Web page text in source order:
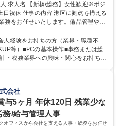
ポジ
拠点を構える
務をお任せいたします。備品管理や来
険手続き、さらには新たなシステム導
注・在庫管理、郵
への外出業務（入出金管理補助）、
■社内ルールの整備、職場環境の改善
迎※
土日祝休
人経験をお持ちの方（業界・職種不
等）■PCの基本操作■事務または総
・税務業界への興味・関心をお持ちの
会社
与5ヶ月 年休120日 残業少な
務/給与管理人事
オフィスから会社を支える人事・総務をお任せ